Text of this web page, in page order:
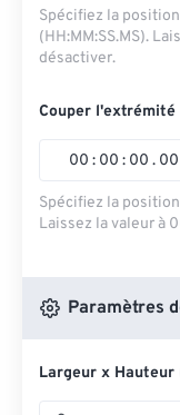
Spécifiez la
(HH:MM:SS.MS).
désactiver.
Couper l'extrémité
00 : 00 : 00 . 00
Spécifiez la
Laissez la valeur à
Paramètres
Largeur x Hauteur